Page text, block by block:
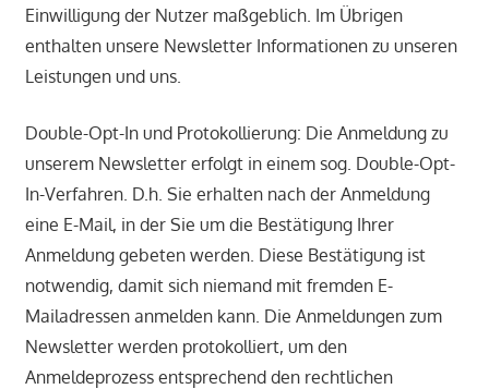
Einwilligung der Nutzer maßgeblich. Im Übrigen
enthalten unsere Newsletter Informationen zu unseren
Leistungen und uns.
Double-Opt-In und Protokollierung: Die Anmeldung zu
unserem Newsletter erfolgt in einem sog. Double-Opt-
In-Verfahren. D.h. Sie erhalten nach der Anmeldung
eine E-Mail, in der Sie um die Bestätigung Ihrer
Anmeldung gebeten werden. Diese Bestätigung ist
notwendig, damit sich niemand mit fremden E-
Mailadressen anmelden kann. Die Anmeldungen zum
Newsletter werden protokolliert, um den
Anmeldeprozess entsprechend den rechtlichen